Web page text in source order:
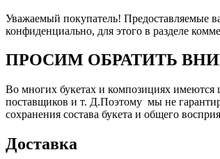
Уважаемый покупатель! Предоставляемые
конфиденциально, для этого в разделе
ПРОСИМ ОБРАТИТЬ
Во многих букетах и композициях имеются
поставщиков и т. Д.Поэтому мы не
сохранения состава букета и общего
Доставка